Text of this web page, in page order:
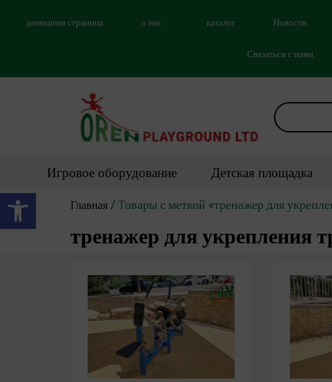
Открыть панель инструментов
домашняя страница о нас каталог Новости
Связаться с нами
Игровое оборудование Детская площадка
Главная/ Товары с меткой «тренажер для
тренажер для укрепления